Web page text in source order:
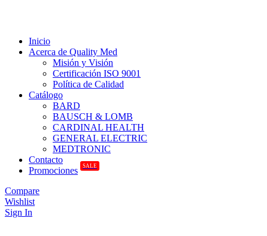
Inicio
Acerca de Quality Med
Misión y Visión
Certificación ISO 9001
Política de Calidad
Catálogo
BARD
BAUSCH & LOMB
CARDINAL HEALTH
GENERAL ELECTRIC
MEDTRONIC
Contacto
Promociones
SALE
Compare
Wishlist
Sign In